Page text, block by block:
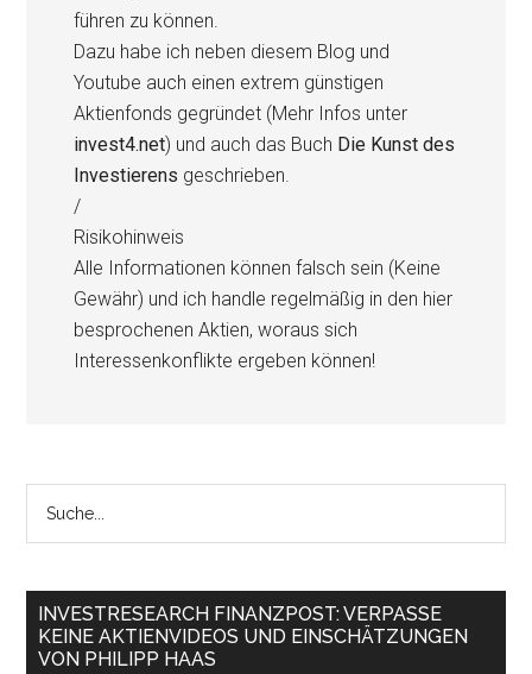
führen zu können.
Dazu habe ich neben diesem Blog und
Youtube auch einen extrem günstigen
Aktienfonds gegründet (Mehr Infos unter
invest4.net) und auch das Buch Die Kunst des
Investierens geschrieben.
/
Risikohinweis
Alle Informationen können falsch sein (Keine
Gewähr) und ich handle regelmäßig in den hier
besprochenen Aktien, woraus sich
Interessenkonflikte ergeben können!
INVESTRESEARCH FINANZPOST: VERPASSE
KEINE AKTIENVIDEOS UND EINSCHÄTZUNGEN
VON PHILIPP HAAS